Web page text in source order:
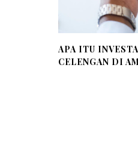
APA ITU
CELENGAN DI